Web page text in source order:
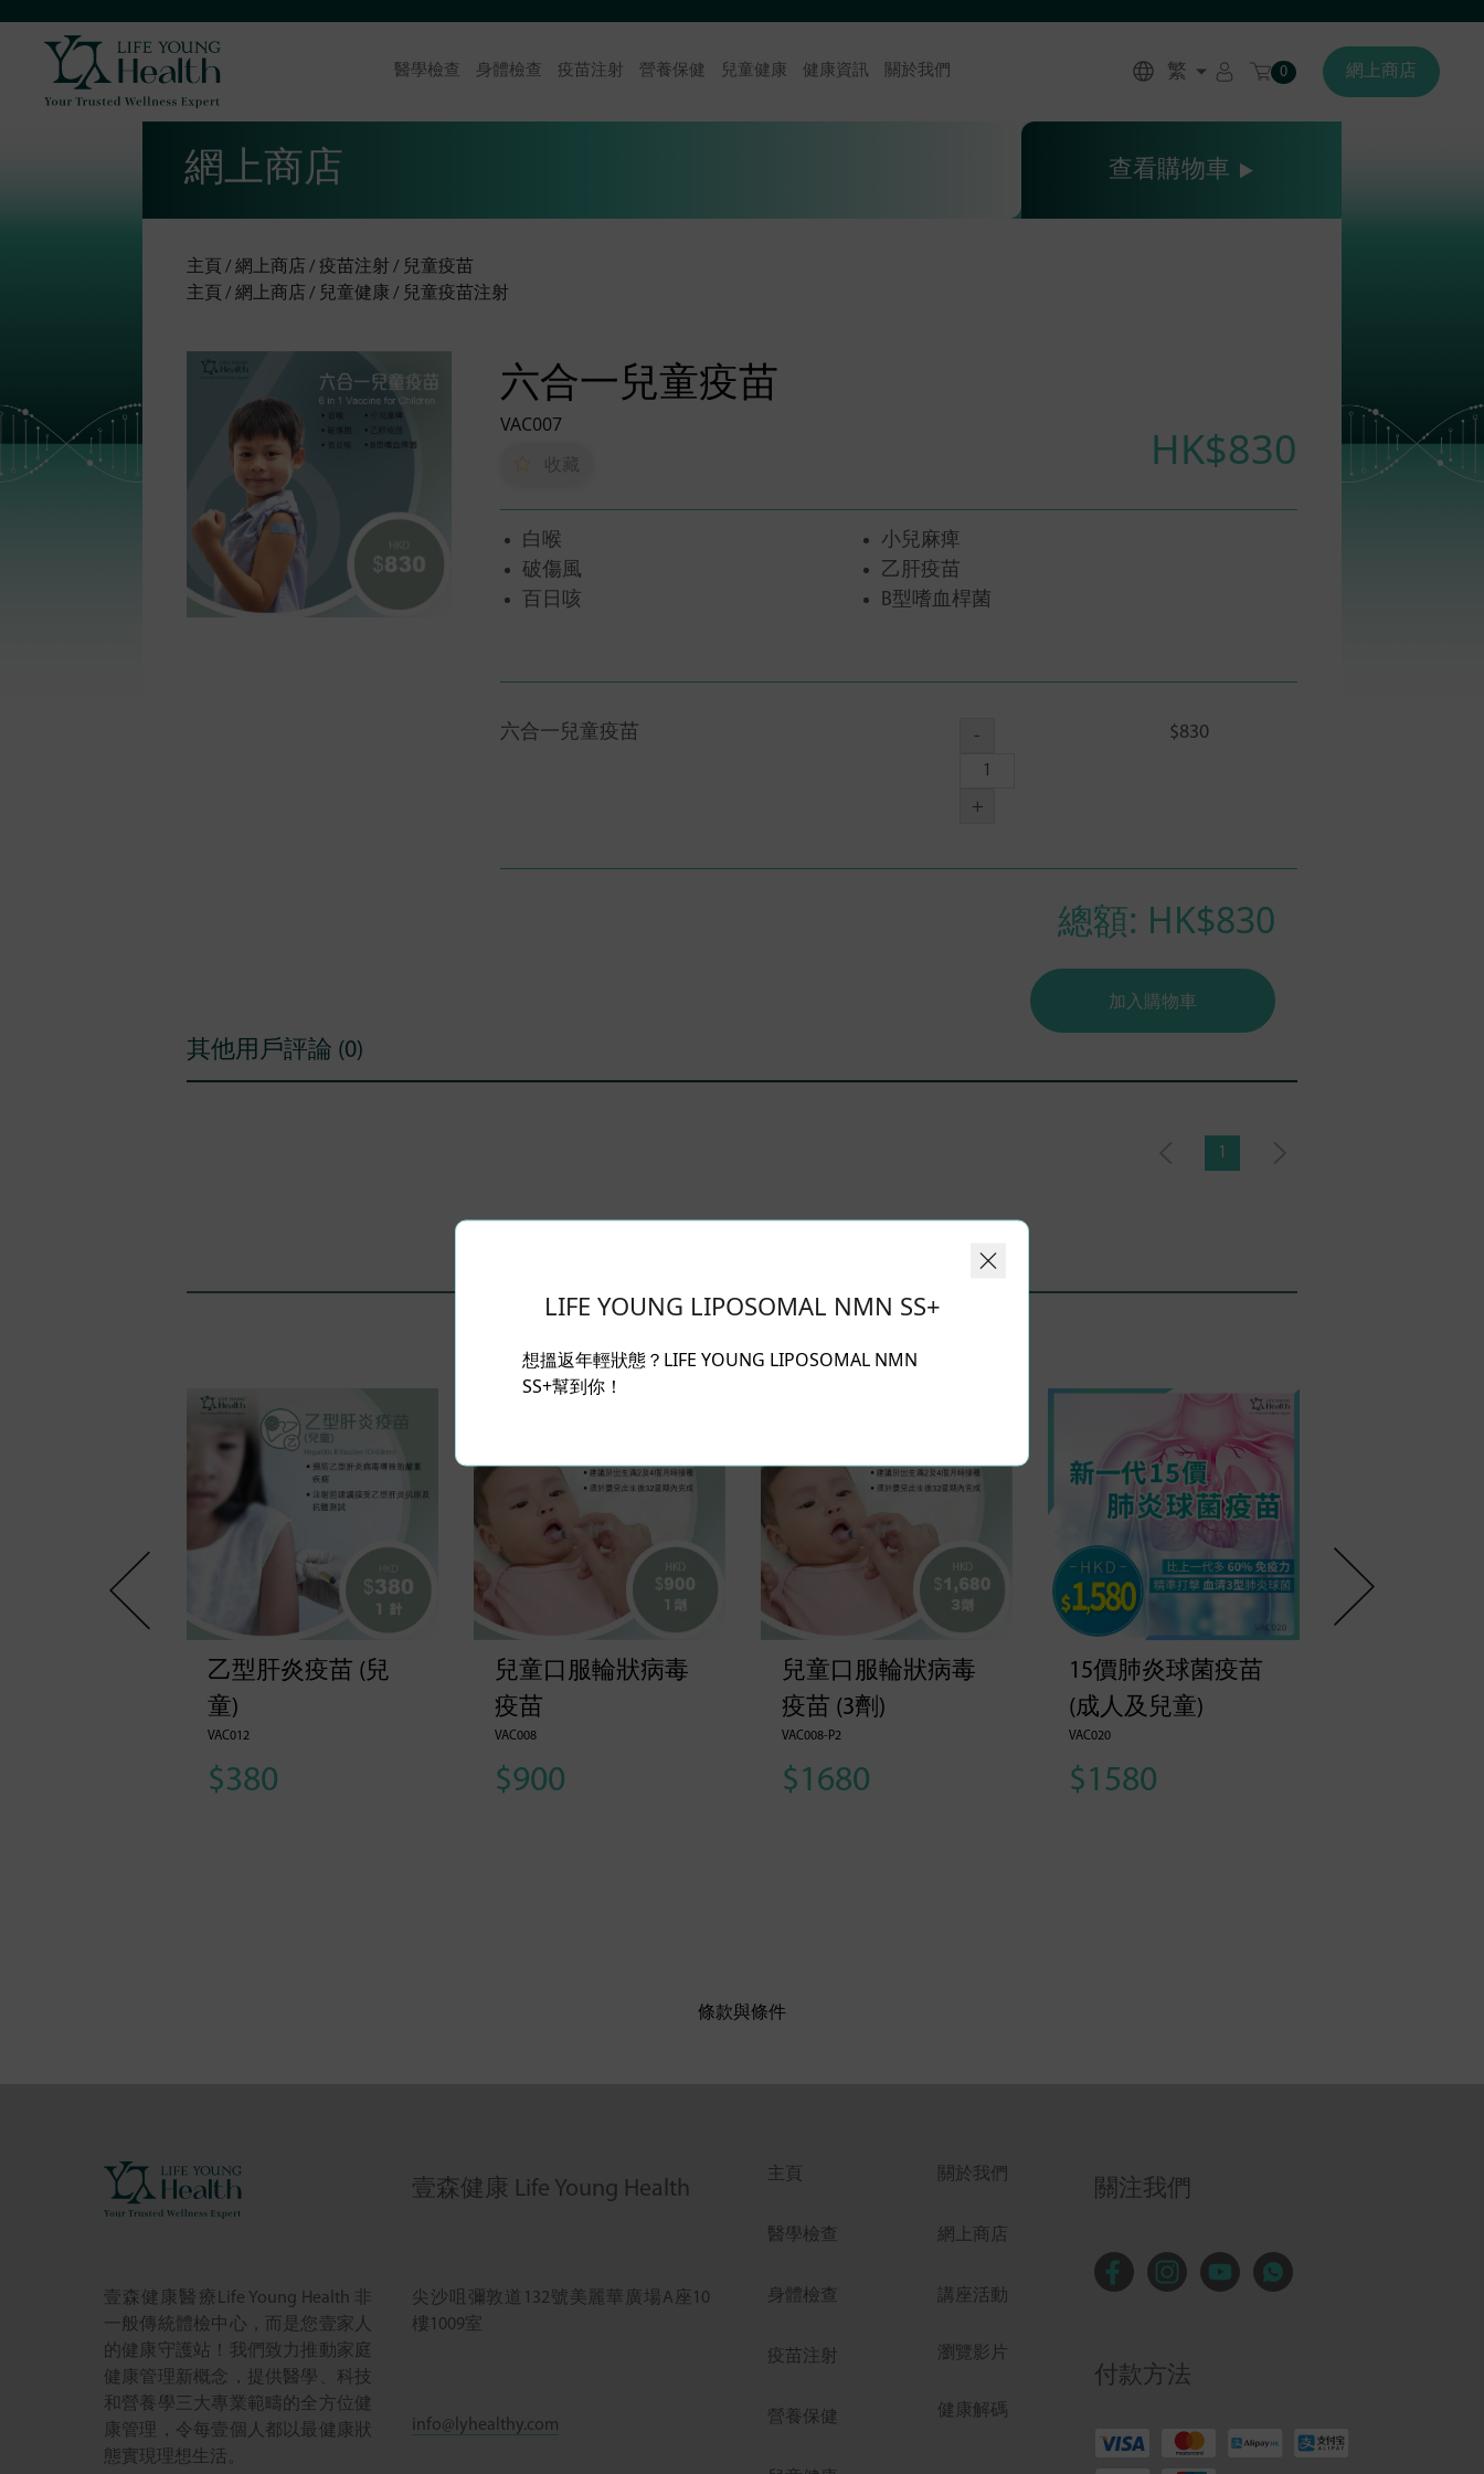
醫學檢查 身體檢查 疫苗注射 營養保健 兒童健康 健康資訊 關於我們 繁 0 網上商店
網上商店 查看購物車
主頁 網上商店 疫苗注射
兒童疫苗
主頁
網上商店 兒童健康 兒童疫苗注射
六合一兒童疫苗
VAC007
收藏
HK$830
白喉
破傷風
百日咳
小兒麻痺
乙肝疫苗
B型嗜血桿菌
六合一兒童疫苗 -
+
$830
總額: HK$830
加入購物車
其他用戶評論 (0)
1
相關產品
乙型肝炎疫苗 (兒
童)
VAC012
$380
兒童口服輪狀病毒
疫苗
VAC008
$900
兒童口服輪狀病毒
疫苗 (3劑)
VAC008-P2
$1680
15價肺炎球菌疫苗
(成人及兒童)
VAC020
$1580
條款與條件
LIFE YOUNG LIPOSOMAL NMN SS+
想搵返年輕狀態？LIFE YOUNG LIPOSOMAL NMN
SS+幫到你！
壹森健康醫療Life Young Health 非
一般傳統體檢中心，而是您壹家人
的健康守護站！我們致力推動家庭
健康管理新概念，提供醫學、科技
和營養學三大專業範疇的全方位健
康管理，令每壹個人都以最健康狀
態實現理想生活。
壹森健康 Life Young Health
尖沙咀彌敦道132號美麗華廣場A座10
樓1009室
info@lyhealthy.com
主頁
醫學檢查
身體檢查
疫苗注射
營養保健
關於我們
網上商店
講座活動
瀏覽影片
健康解碼
關注我們
付款方法